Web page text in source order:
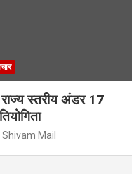
राज्य स्तरीय अंडर 17
Shivam Mail